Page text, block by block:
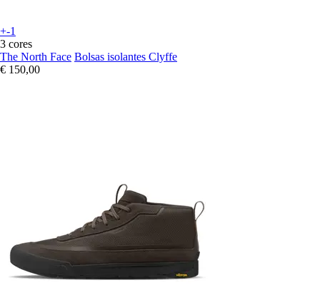
+-1
3 cores
The North Face Bolsas isolantes Clyffe
€ 150,00